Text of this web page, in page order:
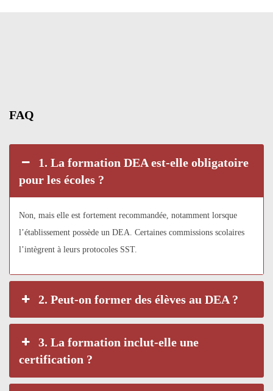
FAQ
1. La formation DEA est-elle obligatoire
pour les écoles ?
Non, mais elle est fortement recommandée, notamment lorsque
l’établissement possède un DEA. Certaines commissions scolaires
l’intègrent à leurs protocoles SST.
2. Peut-on former des élèves au DEA ?
3. La formation inclut-elle une
certification ?